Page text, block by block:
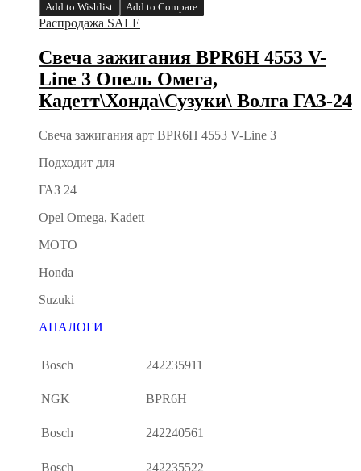
Add to Wishlist Add to Compare
Распродажа SALE
Свеча зажигания BPR6H 4553 V-
Line 3 Опель Омега,
Кадетт\Хонда\Сузуки\ Волга ГАЗ-24
Свеча зажигания арт BPR6H 4553 V-Line 3
Подходит для
ГАЗ 24
Opel Omega, Kadett
МОТО
Honda
Suzuki
АНАЛОГИ
Bosch 242235911
NGK BPR6H
Bosch 242240561
Bosch 242235522